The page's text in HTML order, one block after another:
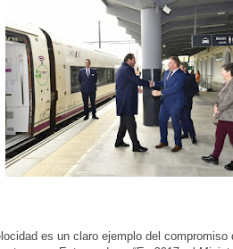
es un claro ejemplo del